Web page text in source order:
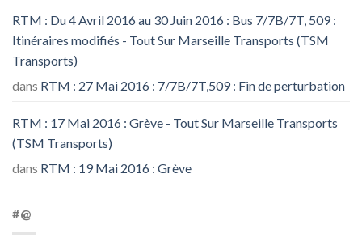
RTM : Du 4 Avril 2016 au 30 Juin 2016 : Bus 7/7B/7T, 509 :
Itinéraires modifiés - Tout Sur Marseille Transports (TSM
Transports)
dans RTM : 27 Mai 2016 : 7/7B/7T,509 : Fin de perturbation
RTM : 17 Mai 2016 : Grève - Tout Sur Marseille Transports
(TSM Transports)
dans RTM : 19 Mai 2016 : Grève
#@